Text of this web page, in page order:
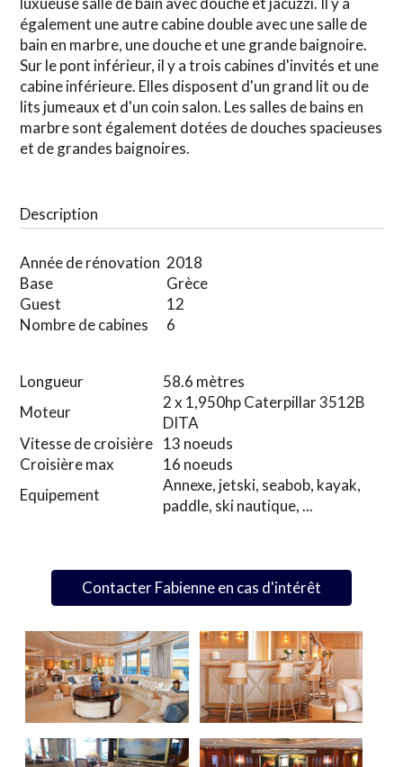
également une autre cabine double avec une salle de
bain en marbre, une douche et une grande baignoire.
Sur le pont inférieur, il y a trois cabines d'invités et une
cabine inférieure. Elles disposent d'un grand lit ou de
lits jumeaux et d'un coin salon. Les salles de bains en
marbre sont également dotées de douches spacieuses
et de grandes baignoires.
Description
Année de rénovation 2018
Base
Grèce
Guest
12
Nombre de cabines
6
Longueur
58.6 mètres
Moteur
2 x 1,950hp Caterpillar 3512B
DITA
Vitesse de croisière 13 noeuds
Croisière max
16 noeuds
Equipement
Annexe, jetski, seabob, kayak,
paddle, ski nautique, ...
Contacter Fabienne en cas d'intérêt